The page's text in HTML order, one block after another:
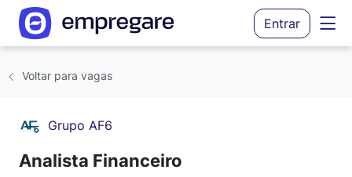
Entrar
Voltar para vagas
Grupo AF6
Analista Financeiro